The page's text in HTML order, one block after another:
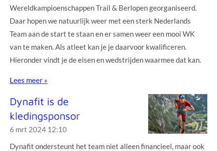
Wereldkampioenschappen Trail & Berlopen georganiseerd.
Daar hopen we natuurlijk weer met een sterk Nederlands
Team aan de start te staan en er samen weer een mooi WK
van te maken. Als atleet kan je je daarvoor kwalificeren.
Hieronder vindt je de eisen en wedstrijden waarmee dat kan.
Lees meer »
Dynafit is de
kledingsponsor
6 mrt 2024 12:10
Dynafit ondersteunt het team niet alleen financieel, maar ook